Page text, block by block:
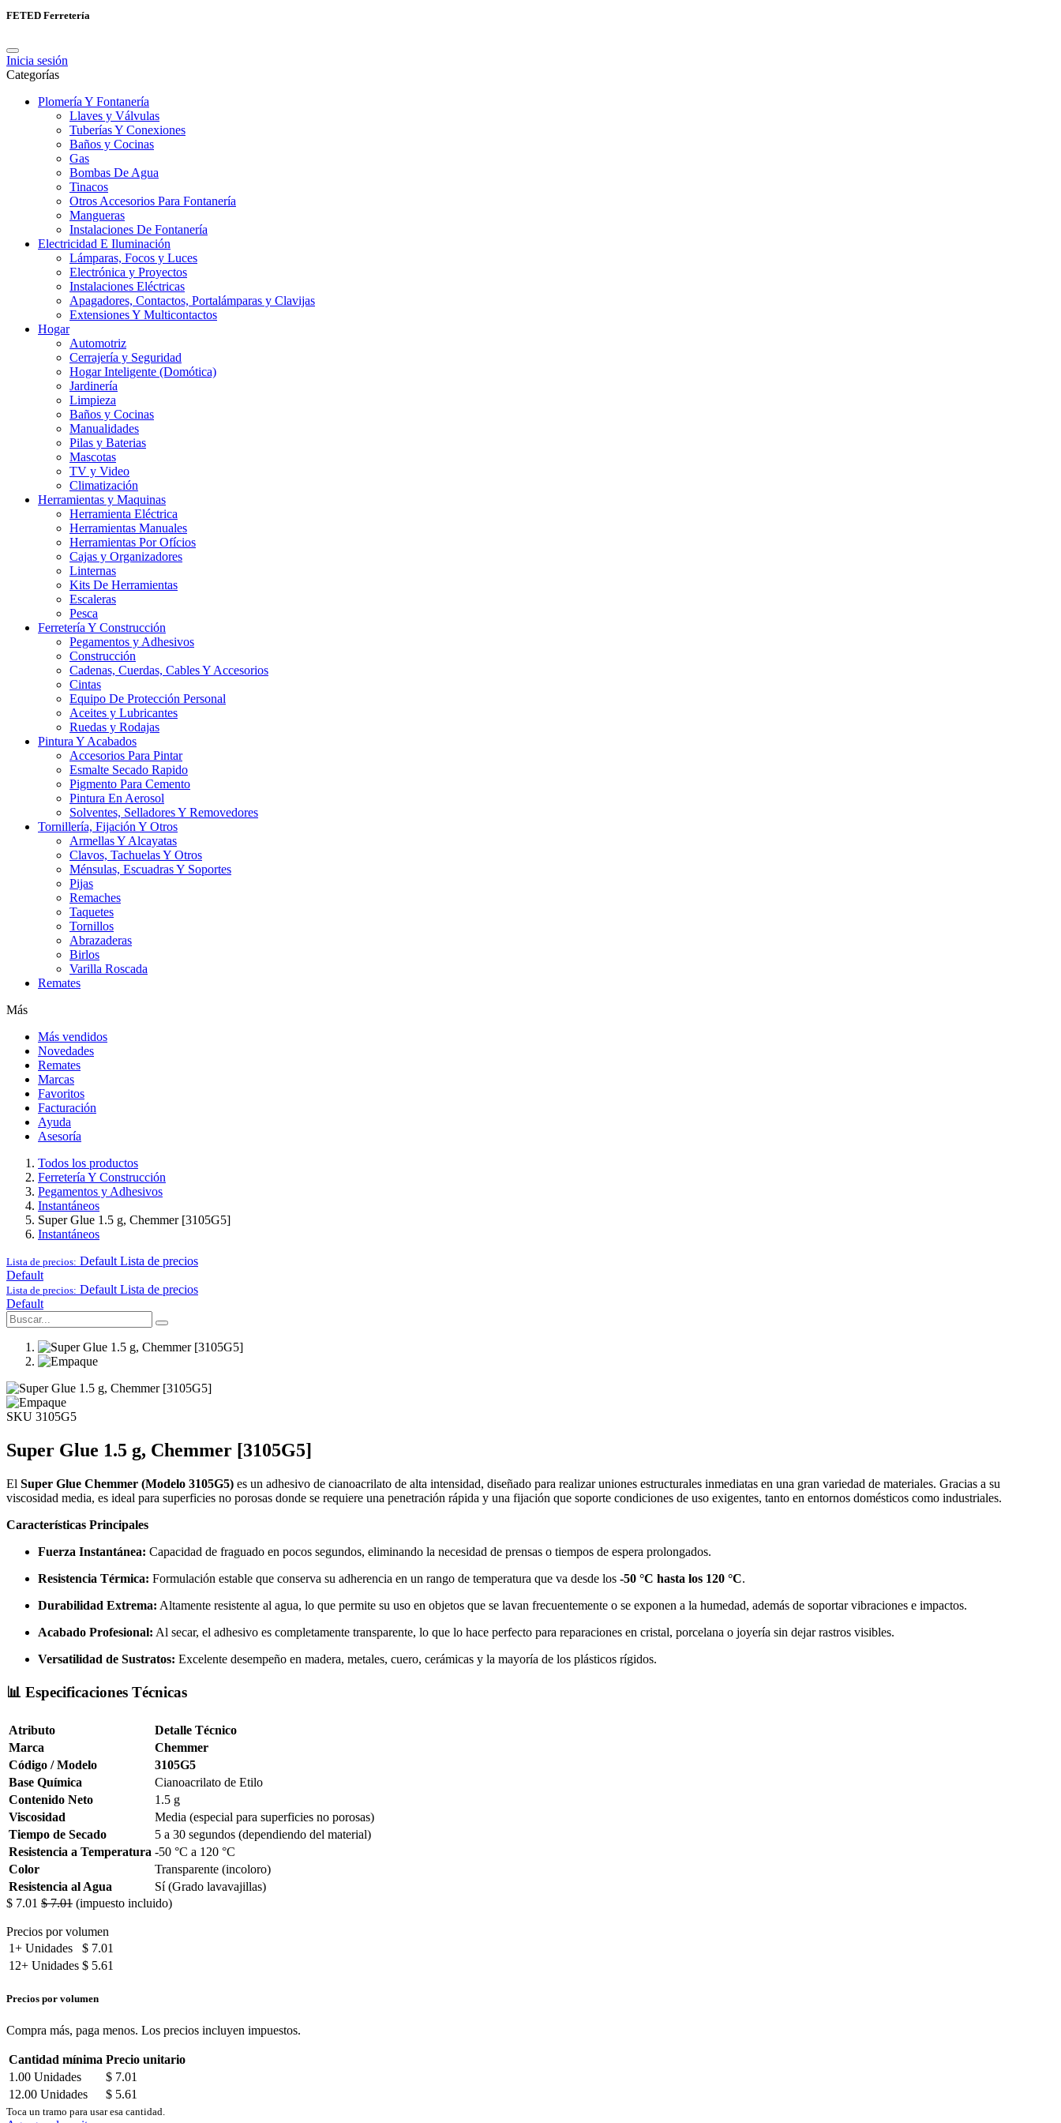
FETED Ferretería
Inicia sesión
Categorías
Plomería Y Fontanería
Llaves y Válvulas
Tuberías Y Conexiones
Baños y Cocinas
Gas
Bombas De Agua
Tinacos
Otros Accesorios Para Fontanería
Mangueras
Instalaciones De Fontanería
Electricidad E Iluminación
Lámparas, Focos y Luces
Electrónica y Proyectos
Instalaciones Eléctricas
Apagadores, Contactos, Portalámparas y Clavijas
Extensiones Y Multicontactos
Hogar
Automotriz
Cerrajería y Seguridad
Hogar Inteligente (Domótica)
Jardinería
Limpieza
Baños y Cocinas
Manualidades
Pilas y Baterias
Mascotas
TV y Video
Climatización
Herramientas y Maquinas
Herramienta Eléctrica
Herramientas Manuales
Herramientas Por Ofícios
Cajas y Organizadores
Linternas
Kits De Herramientas
Escaleras
Pesca
Ferretería Y Construcción
Pegamentos y Adhesivos
Construcción
Cadenas, Cuerdas, Cables Y Accesorios
Cintas
Equipo De Protección Personal
Aceites y Lubricantes
Ruedas y Rodajas
Pintura Y Acabados
Accesorios Para Pintar
Esmalte Secado Rapido
Pigmento Para Cemento
Pintura En Aerosol
Solventes, Selladores Y Removedores
Tornillería, Fijación Y Otros
Armellas Y Alcayatas
Clavos, Tachuelas Y Otros
Ménsulas, Escuadras Y Soportes
Pijas
Remaches
Taquetes
Tornillos
Abrazaderas
Birlos
Varilla Roscada
Remates
Más
Más vendidos
Novedades
Remates
Marcas
Favoritos
Facturación
Ayuda
Asesoría
Todos los productos
Ferretería Y Construcción
Pegamentos y Adhesivos
Instantáneos
Super Glue 1.5 g, Chemmer [3105G5]
Instantáneos
Lista de precios: Default Lista de precios
Default
Lista de precios: Default Lista de precios
Default
SKU 3105G5
Super Glue 1.5 g, Chemmer [3105G5]
El Super Glue Chemmer (Modelo 3105G5) es un adhesivo de cianoacrilato de alta intensidad, diseñado para realizar uniones estructurales inmediatas en una gran variedad de materiales. Gracias a su
viscosidad media, es ideal para superficies no porosas donde se requiere una penetración rápida y una fijación que soporte condiciones de uso exigentes, tanto en entornos domésticos como industriales.
Características Principales
Fuerza Instantánea: Capacidad de fraguado en pocos segundos, eliminando la necesidad de prensas o tiempos de espera prolongados.
Resistencia Térmica: Formulación estable que conserva su adherencia en un rango de temperatura que va desde los -50 °C hasta los 120 °C.
Durabilidad Extrema: Altamente resistente al agua, lo que permite su uso en objetos que se lavan frecuentemente o se exponen a la humedad, además de soportar vibraciones e impactos.
Acabado Profesional: Al secar, el adhesivo es completamente transparente, lo que lo hace perfecto para reparaciones en cristal, porcelana o joyería sin dejar rastros visibles.
Versatilidad de Sustratos: Excelente desempeño en madera, metales, cuero, cerámicas y la mayoría de los plásticos rígidos.
📊 Especificaciones Técnicas
Atributo
Detalle Técnico
Marca
Chemmer
Código / Modelo
3105G5
Base Química
Cianoacrilato de Etilo
Contenido Neto
1.5 g
Viscosidad
Media (especial para superficies no porosas)
Tiempo de Secado
5 a 30 segundos (dependiendo del material)
Resistencia a Temperatura -50 °C a 120 °C
Color
Transparente (incoloro)
Resistencia al Agua
Sí (Grado lavavajillas)
$ 7.01 $7.01 (impuesto incluido)
Precios por volumen
1+ Unidades $ 7.01
12+ Unidades $ 5.61
Precios por volumen
Compra más, paga menos. Los precios incluyen impuestos.
Cantidad mínima Precio unitario
1.00 Unidades $ 7.01
12.00 Unidades $ 5.61
Toca un tramo para usar esa cantidad.